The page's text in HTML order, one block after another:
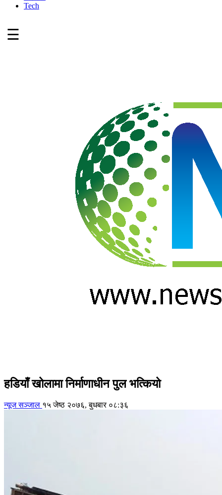
Tech
☰
हडियाँ खोलामा निर्माणाधीन पुल भत्कियो
न्यूज सञ्जाल १५ जेष्ठ २०७६, बुधबार ०८:३६